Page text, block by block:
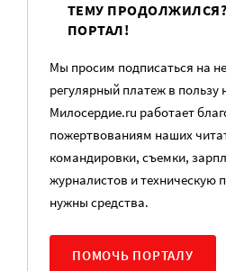
ТЕМУ
ПОРТАЛ!
Мы просим подписаться на
регулярный платеж в пользу
Милосердие.ru работает
пожертвованиям наших
командировки, съемки,
журналистов и техническую
нужны средства.
ПОМОЧЬ ПОРТАЛУ